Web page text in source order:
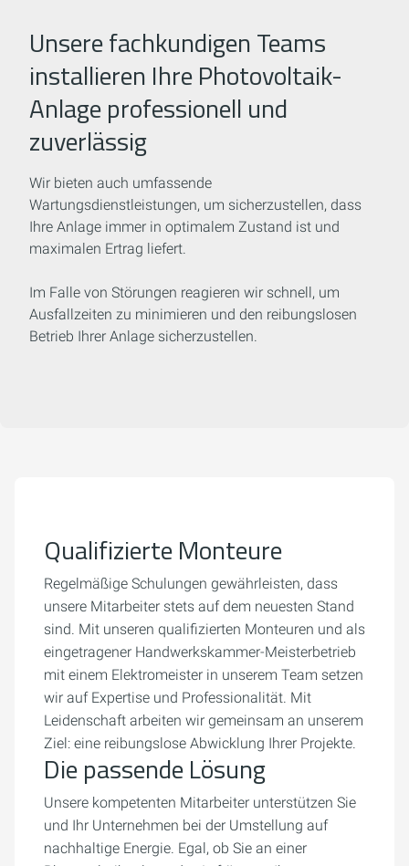
Unsere fachkundigen Teams
installieren Ihre Photovoltaik-
Anlage professionell und
zuverlässig
Wir bieten auch umfassende
Wartungsdienstleistungen, um sicherzustellen, dass
Ihre Anlage immer in optimalem Zustand ist und
maximalen Ertrag liefert.
Im Falle von Störungen reagieren wir schnell, um
Ausfallzeiten zu minimieren und den reibungslosen
Betrieb Ihrer Anlage sicherzustellen.
Qualifizierte Monteure
Regelmäßige Schulungen gewährleisten, dass
unsere Mitarbeiter stets auf dem neuesten Stand
sind. Mit unseren qualifizierten Monteuren und als
eingetragener Handwerkskammer-Meisterbetrieb
mit einem Elektromeister in unserem Team setzen
wir auf Expertise und Professionalität. Mit
Leidenschaft arbeiten wir gemeinsam an unserem
Ziel: eine reibungslose Abwicklung Ihrer Projekte.
Die passende Lösung
Unsere kompetenten Mitarbeiter unterstützen Sie
und Ihr Unternehmen bei der Umstellung auf
nachhaltige Energie. Egal, ob Sie an einer